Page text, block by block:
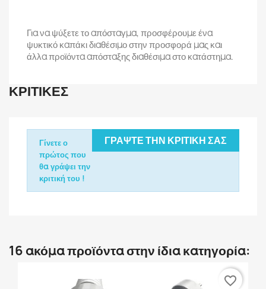
Για να ψύξετε το απόσταγμα, προσφέρουμε ένα
ψυκτικό καπάκι διαθέσιμο στην προσφορά μας και
άλλα προϊόντα απόσταξης διαθέσιμα στο κατάστημα.
ΚΡΙΤΙΚΈΣ
ΓΡΆΨΤΕ ΤΗΝ ΚΡΙΤΙΚΉ ΣΑΣ
Γίνετε ο
πρώτος που
θα γράψει την
κριτική του !
16 ακόμα προϊόντα στην ίδια κατηγορία:
favorite_border